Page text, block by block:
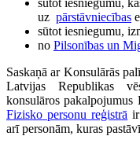
uz pārstāvniecības
sūtot iesniegumu,
no Pilsonības un
Saskaņā ar Konsulārās
Latvijas Republikas
konsulāros
Fizisko personu reģistrā
arī personām, kuras